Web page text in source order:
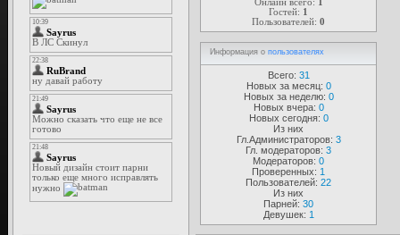
Онлайн всего: 1
Гостей: 1
Пользователей: 0
Информация о пользователях
Всего: 31
Новых за месяц: 0
Новых за неделю: 0
Новых вчера: 0
Новых сегодня: 0
Из них
Гл.Администраторов: 3
Гл. модераторов: 3
Модераторов: 0
Проверенных: 1
Пользователей: 22
Из них
Парней: 30
Девушек: 1